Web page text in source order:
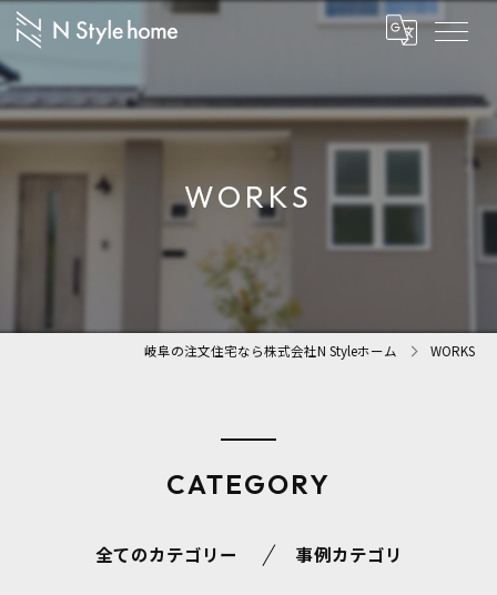
WORKS
岐阜の注文住宅なら株式会社N Styleホーム WORKS
CATEGORY
全てのカテゴリー 事例カテゴリ